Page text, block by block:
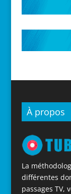
À propos
La
différentes
passages